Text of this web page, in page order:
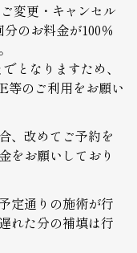
変更・キャンセル
のお料金が100％
となりますため、
のご利用をお願い
、改めてご予約を
をお願いしており
定通りの施術が行
れた分の補填は行